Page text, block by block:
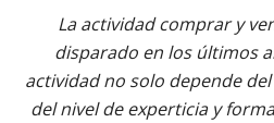
La actividad comprar y
disparado en los últimos
actividad no solo depende
del nivel de experticia y